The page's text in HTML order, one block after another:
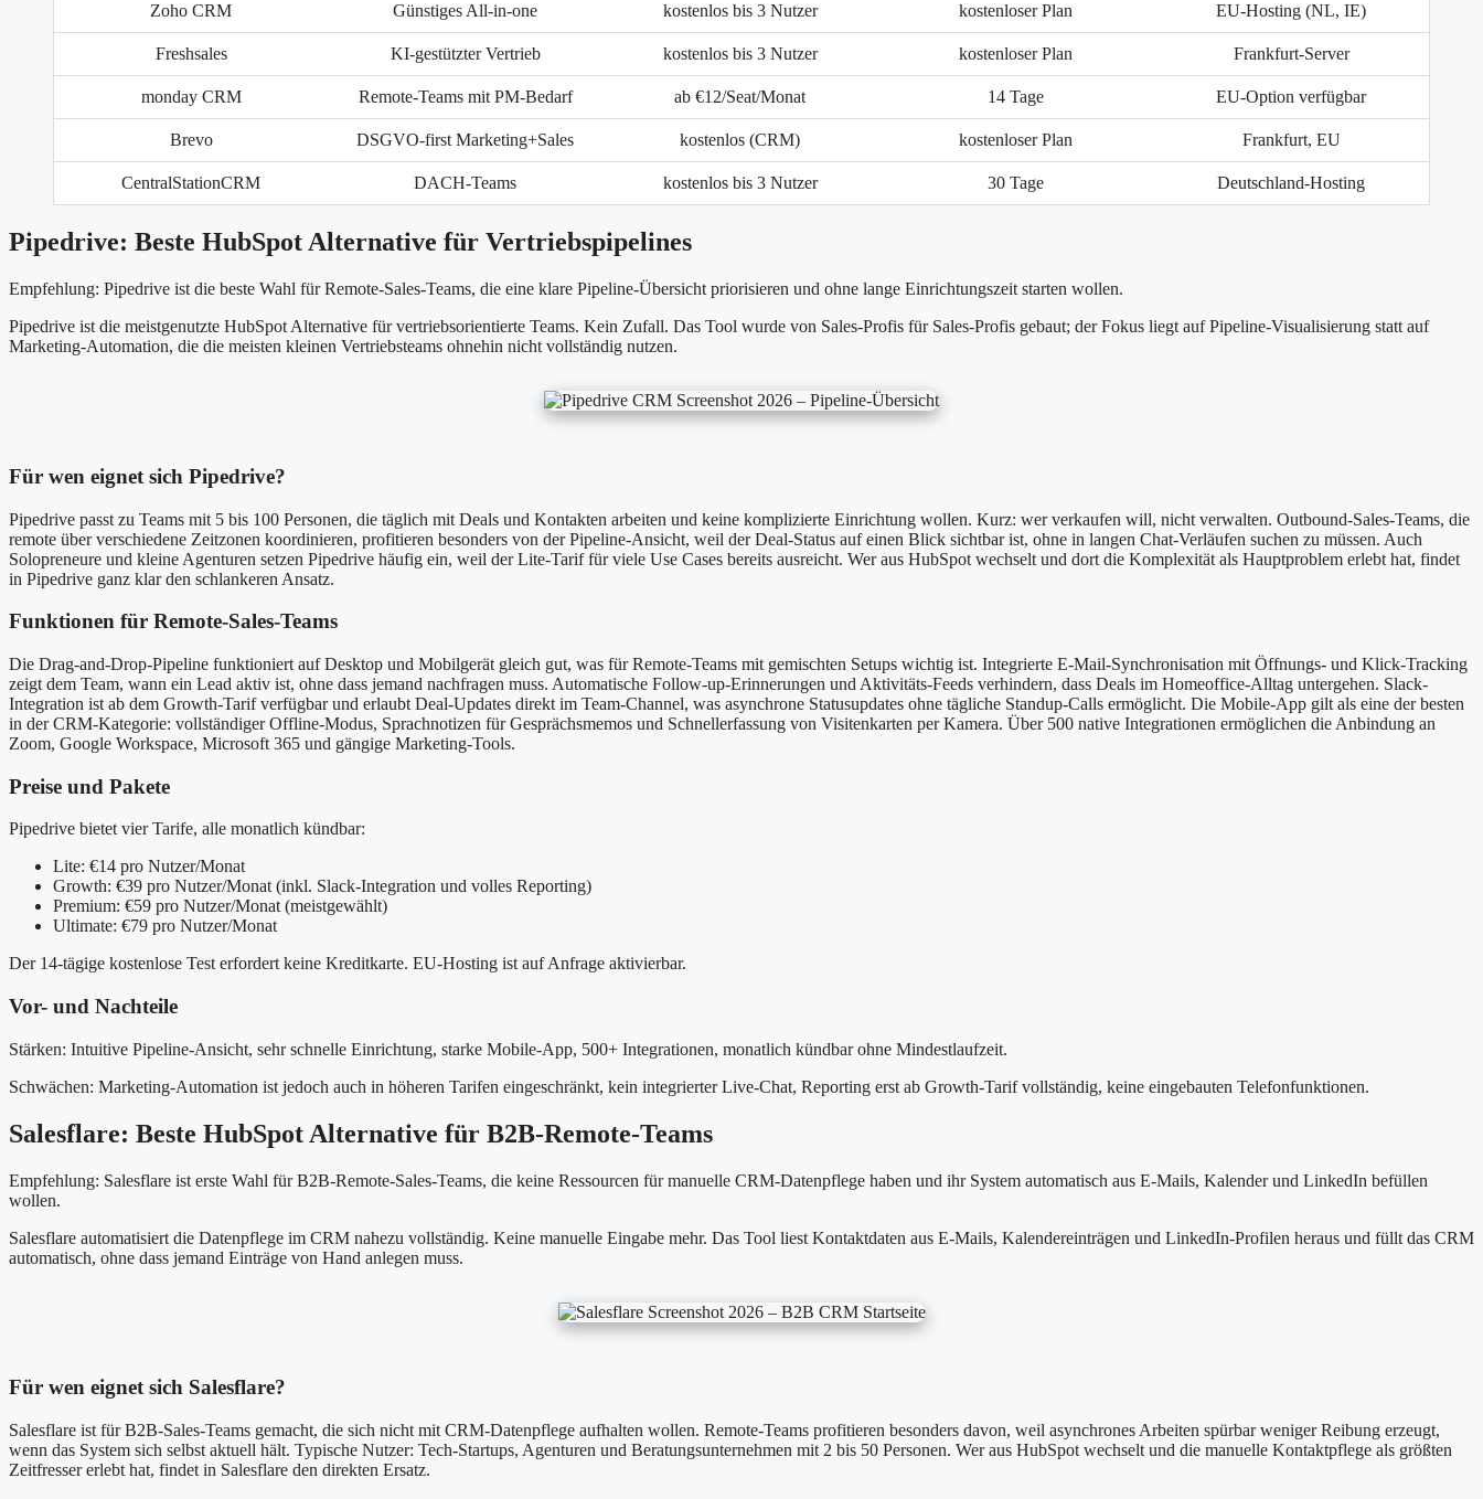
Zoho CRM Günstiges All-in-one kostenlos bis 3 Nutzer kostenloser Plan EU-Hosting (NL, IE)
Freshsales KI-gestützter Vertrieb kostenlos bis 3 Nutzer kostenloser Plan Frankfurt-Server
monday CRM Remote-Teams mit PM-Bedarf ab €12/Seat/Monat 14 Tage EU-Option verfügbar
Brevo DSGVO-first Marketing+Sales kostenlos (CRM) kostenloser Plan Frankfurt, EU
CentralStationCRM DACH-Teams kostenlos bis 3 Nutzer 30 Tage Deutschland-Hosting
Pipedrive: Beste HubSpot Alternative für Vertriebspipelines
Empfehlung: Pipedrive ist die beste Wahl für Remote-Sales-Teams, die eine klare Pipeline-Übersicht priorisieren und ohne lange Einrichtungszeit starten wollen.
Pipedrive ist die meistgenutzte HubSpot Alternative für vertriebsorientierte Teams. Kein Zufall. Das Tool wurde von Sales-Profis für Sales-Profis gebaut; der Fokus liegt auf Pipeline-Visualisierung statt auf
Marketing-Automation, die die meisten kleinen Vertriebsteams ohnehin nicht vollständig nutzen.
Für wen eignet sich Pipedrive?
Pipedrive passt zu Teams mit 5 bis 100 Personen, die täglich mit Deals und Kontakten arbeiten und keine komplizierte Einrichtung wollen. Kurz: wer verkaufen will, nicht verwalten. Outbound-Sales-Teams, die
remote über verschiedene Zeitzonen koordinieren, profitieren besonders von der Pipeline-Ansicht, weil der Deal-Status auf einen Blick sichtbar ist, ohne in langen Chat-Verläufen suchen zu müssen. Auch
Solopreneure und kleine Agenturen setzen Pipedrive häufig ein, weil der Lite-Tarif für viele Use Cases bereits ausreicht. Wer aus HubSpot wechselt und dort die Komplexität als Hauptproblem erlebt hat, findet
in Pipedrive ganz klar den schlankeren Ansatz.
Funktionen für Remote-Sales-Teams
Die Drag-and-Drop-Pipeline funktioniert auf Desktop und Mobilgerät gleich gut, was für Remote-Teams mit gemischten Setups wichtig ist. Integrierte E-Mail-Synchronisation mit Öffnungs- und Klick-Tracking
zeigt dem Team, wann ein Lead aktiv ist, ohne dass jemand nachfragen muss. Automatische Follow-up-Erinnerungen und Aktivitäts-Feeds verhindern, dass Deals im Homeoffice-Alltag untergehen. Slack-
Integration ist ab dem Growth-Tarif verfügbar und erlaubt Deal-Updates direkt im Team-Channel, was asynchrone Statusupdates ohne tägliche Standup-Calls ermöglicht. Die Mobile-App gilt als eine der besten
in der CRM-Kategorie: vollständiger Offline-Modus, Sprachnotizen für Gesprächsmemos und Schnellerfassung von Visitenkarten per Kamera. Über 500 native Integrationen ermöglichen die Anbindung an
Zoom, Google Workspace, Microsoft 365 und gängige Marketing-Tools.
Preise und Pakete
Pipedrive bietet vier Tarife, alle monatlich kündbar:
Lite: €14 pro Nutzer/Monat
Growth: €39 pro Nutzer/Monat (inkl. Slack-Integration und volles Reporting)
Premium: €59 pro Nutzer/Monat (meistgewählt)
Ultimate: €79 pro Nutzer/Monat
Der 14-tägige kostenlose Test erfordert keine Kreditkarte. EU-Hosting ist auf Anfrage aktivierbar.
Vor- und Nachteile
Stärken: Intuitive Pipeline-Ansicht, sehr schnelle Einrichtung, starke Mobile-App, 500+ Integrationen, monatlich kündbar ohne Mindestlaufzeit.
Schwächen: Marketing-Automation ist jedoch auch in höheren Tarifen eingeschränkt, kein integrierter Live-Chat, Reporting erst ab Growth-Tarif vollständig, keine eingebauten Telefonfunktionen.
Salesflare: Beste HubSpot Alternative für B2B-Remote-Teams
Empfehlung: Salesflare ist erste Wahl für B2B-Remote-Sales-Teams, die keine Ressourcen für manuelle CRM-Datenpflege haben und ihr System automatisch aus E-Mails, Kalender und LinkedIn befüllen
wollen.
Salesflare automatisiert die Datenpflege im CRM nahezu vollständig. Keine manuelle Eingabe mehr. Das Tool liest Kontaktdaten aus E-Mails, Kalendereinträgen und LinkedIn-Profilen heraus und füllt das CRM
automatisch, ohne dass jemand Einträge von Hand anlegen muss.
Für wen eignet sich Salesflare?
Salesflare ist für B2B-Sales-Teams gemacht, die sich nicht mit CRM-Datenpflege aufhalten wollen. Remote-Teams profitieren besonders davon, weil asynchrones Arbeiten spürbar weniger Reibung erzeugt,
wenn das System sich selbst aktuell hält. Typische Nutzer: Tech-Startups, Agenturen und Beratungsunternehmen mit 2 bis 50 Personen. Wer aus HubSpot wechselt und die manuelle Kontaktpflege als größten
Zeitfresser erlebt hat, findet in Salesflare den direkten Ersatz.